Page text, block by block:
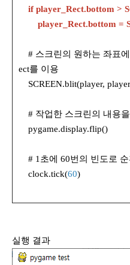
if player_Rect.bottom >
player_Rect.bottom =
# 스크린의 원하는 좌표
ect를 이용
SCREEN.blit(player,
# 작업한 스크린의 내용을
pygame.display.flip()
# 1초에 60번의 빈도로 순
clock.tick(60)
실행 결과